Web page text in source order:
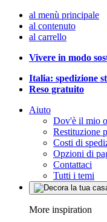
al menù principale
al contenuto
al carrello
Vivere in modo
Italia: spedizione
Reso gratuito
Aiuto
Dov'è il mio
Restituzione
Costi di
Opzioni di
Contattaci
Tutti i temi
More inspiration